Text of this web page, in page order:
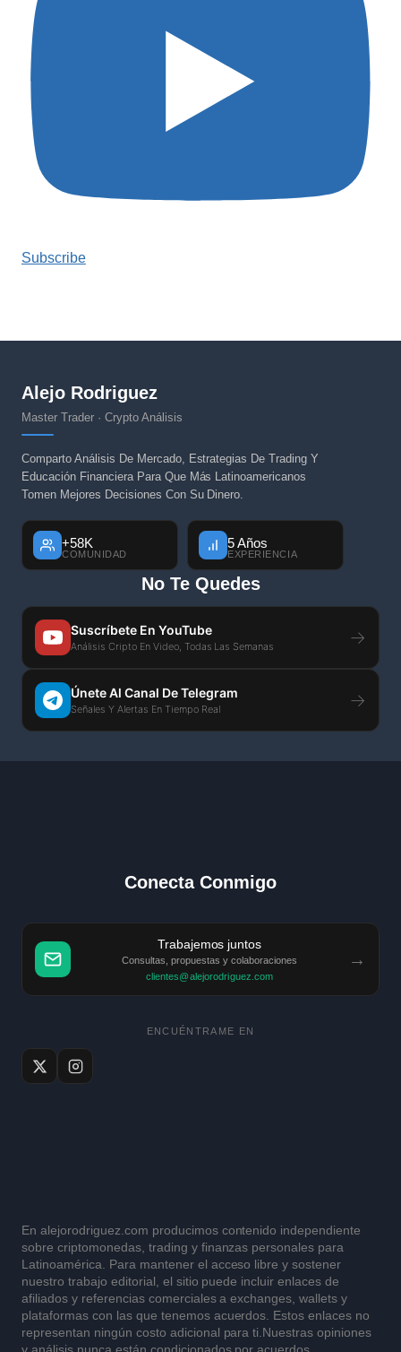
Subscribe
Alejo Rodriguez
Master Trader · Crypto Análisis
Comparto Análisis De Mercado, Estrategias De Trading Y
Educación Financiera Para Que Más Latinoamericanos
Tomen Mejores Decisiones Con Su Dinero.
+58K
COMUNIDAD
5 Años
EXPERIENCIA
No Te Quedes
Suscríbete En YouTube
Análisis Cripto En Video, Todas Las Semanas →
Únete Al Canal De Telegram
Señales Y Alertas En Tiempo Real →
Conecta Conmigo
Trabajemos juntos
Consultas, propuestas y colaboraciones
clientes@alejorodriguez.com
→
ENCUÉNTRAME EN
En alejorodriguez.com producimos contenido independiente
sobre criptomonedas, trading y finanzas personales para
Latinoamérica. Para mantener el acceso libre y sostener
nuestro trabajo editorial, el sitio puede incluir enlaces de
afiliados y referencias comerciales a exchanges, wallets y
plataformas con las que tenemos acuerdos. Estos enlaces no
representan ningún costo adicional para ti.Nuestras opiniones